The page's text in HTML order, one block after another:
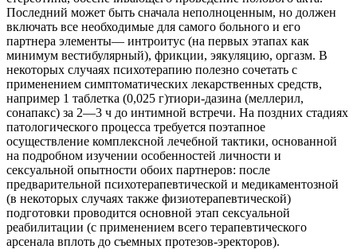
Последний может быть сначала неполноценным, но должен
включать все необходимые для самого больного и его
партнера элементы— интроитус (на первых этапах как
минимум вестибулярный), фрикции, эякуляцию, оргазм. В
некоторых случаях психотерапию полезно сочетать с
применением симптоматических лекарственных средств,
например 1 таблетка (0,025 г)тиори-дазина (меллерил,
сонапакс) за 2—3 ч до интимной встречи. На поздних стадиях
патологического процесса требуется поэтапное
осуществление комплексной лечебной тактики, основанной
на подробном изучении особенностей личности и
сексуальной опытности обоих партнеров: после
предварительной психотерапевтической и медикаментозной
(в некоторых случаях также физиотерапевтической)
подготовки проводится основной этап сексуальной
реабилитации (с применением всего терапевтического
арсенала вплоть до съемных протезов-эректоров).